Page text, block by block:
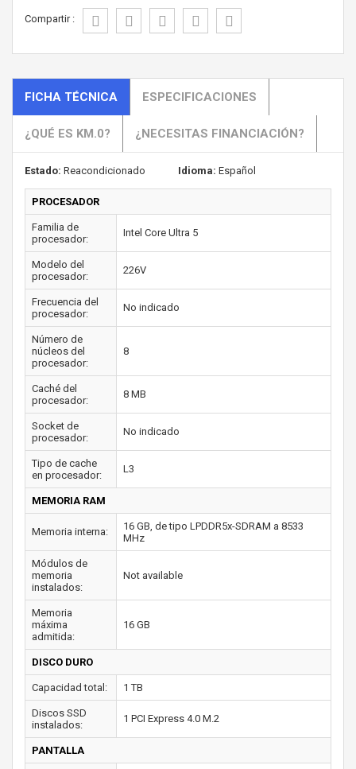
Compartir :
FICHA TÉCNICA ESPECIFICACIONES
¿QUÉ ES KM.0? ¿NECESITAS FINANCIACIÓN?
Estado: Reacondicionado Idioma: Español
PROCESADOR
Familia de
procesador:
Intel Core Ultra 5
Modelo del
procesador:
226V
Frecuencia del
procesador:
No indicado
Número de
núcleos del
procesador:
8
Caché del
procesador:
8 MB
Socket de
procesador:
No indicado
Tipo de cache
en procesador:
L3
MEMORIA RAM
Memoria interna:
16 GB, de tipo LPDDR5x-SDRAM a 8533
MHz
Módulos de
memoria
instalados:
Not available
Memoria
máxima
admitida:
16 GB
DISCO DURO
Capacidad total: 1 TB
Discos SSD
instalados:
1 PCI Express 4.0 M.2
PANTALLA